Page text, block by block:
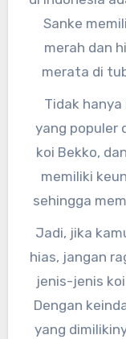
Sanke
merah dan
merata di
penggemar
satu
Tidak
yang populer
koi Bekko,
memiliki
sehingga
Jadi, jika
hias, jangan
jenis-jenis
Dengan
yang